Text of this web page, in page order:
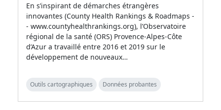
En s’inspirant de démarches étrangères
innovantes (County Health Rankings & Roadmaps -
- www.countyhealthrankings.org), l’Observatoire
régional de la santé (ORS) Provence-Alpes-Côte
d’Azur a travaillé entre 2016 et 2019 sur le
développement de nouveaux…
Outils cartographiques Données probantes